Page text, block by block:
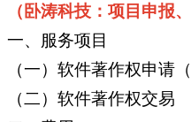
（卧涛科技：项目申报
一、服务项目
（一）软件著作权申请
（二）软件著作权交易